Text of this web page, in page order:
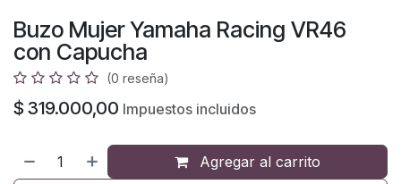
Buzo Mujer Yamaha Racing VR46
con Capucha
(0 reseña)
$ 319.000,00 Impuestos incluidos
Agregar al carrito